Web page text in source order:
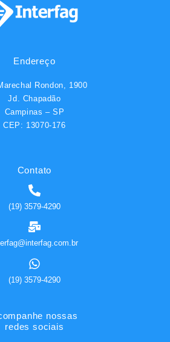
Endereço
Rondon, 1900
Jd. Chapadão
Campinas – SP
CEP: 13070-176
Contato
(19) 3579-4290
(19) 3579-4290
nossas
redes sociais